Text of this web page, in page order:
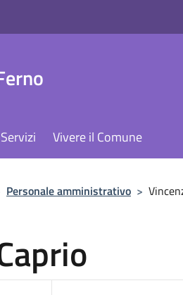
Servizi Vivere il Comune
Personale amministrativo >